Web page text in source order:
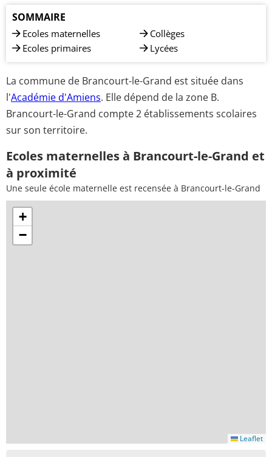
SOMMAIRE
Ecoles maternelles
Ecoles primaires
Collèges
Lycées
La commune de Brancourt-le-Grand est située dans
l'Académie d'Amiens. Elle dépend de la zone B.
Brancourt-le-Grand compte 2 établissements scolaires
sur son territoire.
Ecoles maternelles à Brancourt-le-Grand et
à proximité
Une seule école maternelle est recensée à Brancourt-le-Grand
+
−
Leaflet